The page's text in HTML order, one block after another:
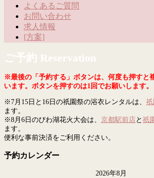
よくあるご質問
お問い合わせ
求人情報
[方案]
ご予約 Reservation
※最後の「予約する」ボタンは、何度も押すと
います。ボタンを押すのは1回でお願いします。
※7月15日と16日の祇園祭の浴衣レンタルは、
ます。
※8月6日のびわ湖花火大会は、 京都駅前店 と 祇
ます。
便利な事前決済をご利用ください。
予約カレンダー
2026年8月